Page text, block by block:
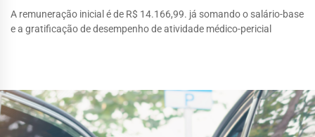
A remuneração inicial é de R$ 14.166,99. já somando o salário-base
e a gratificação de desempenho de atividade médico-pericial